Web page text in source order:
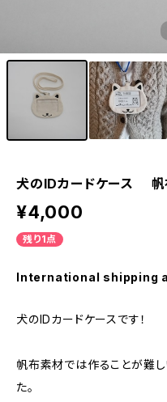
犬のIDカードケース 帆
¥4,000
残り1点
International shipping
犬のIDカードケースです！
帆布素材では作ることが難
た。